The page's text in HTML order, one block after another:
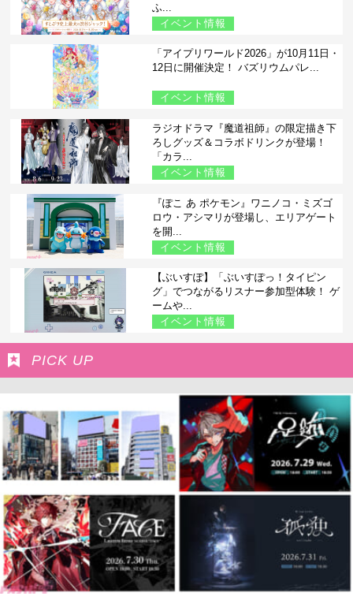
ふ...
イベント情報
「アイプリワールド2026」が10月11日・
12日に開催決定！ バズリウムパレ...
イベント情報
ラジオドラマ『魔道祖師』の限定描き下
ろしグッズ＆コラボドリンクが登場！
「カラ...
イベント情報
『ぽこ あ ポケモン』ワニノコ・ミズゴ
ロウ・アシマリが登場し、エリアゲート
を開...
イベント情報
【ぶいすぽ】「ぶいすぽっ！タイピン
グ」でつながるリスナー参加型体験！ ゲ
ームや...
イベント情報
PICK UP